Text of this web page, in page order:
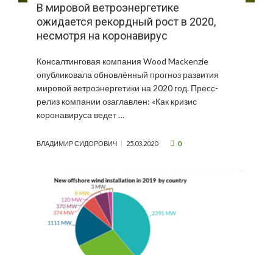
В мировой ветроэнергетике
ожидается рекордный рост в 2020,
несмотря на коронавирус
Консалтинговая компания Wood Mackenzie
опубликовала обновлённый прогноз развития
мировой ветроэнергетики на 2020 год. Пресс-
релиз компании озаглавлен: «Как кризис
коронавируса ведет …
ВЛАДИМИР СИДОРОВИЧ 25.03.2020 0